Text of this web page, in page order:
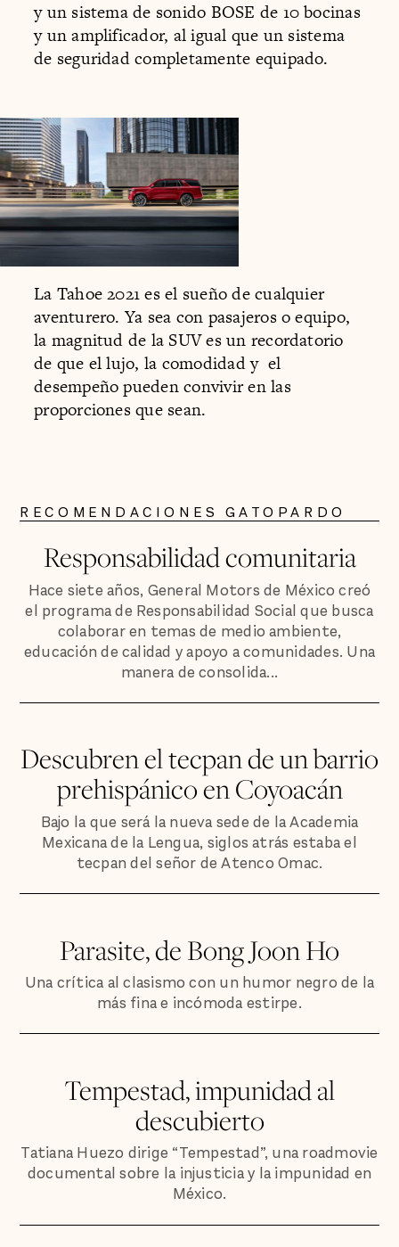
y un sistema de sonido BOSE de 10 bocinas
y un amplificador, al igual que un sistema
de seguridad completamente equipado.
La Tahoe 2021 es el sueño de cualquier
aventurero. Ya sea con pasajeros o equipo,
la magnitud de la SUV es un recordatorio
de que el lujo, la comodidad y el
desempeño pueden convivir en las
proporciones que sean.
RECOMENDACIONES GATOPARDO
Responsabilidad comunitaria
Hace siete años, General Motors de México creó
el programa de Responsabilidad Social que busca
colaborar en temas de medio ambiente,
educación de calidad y apoyo a comunidades. Una
manera de consolida...
Descubren el tecpan de un barrio
prehispánico en Coyoacán
Bajo la que será la nueva sede de la Academia
Mexicana de la Lengua, siglos atrás estaba el
tecpan del señor de Atenco Omac.
Parasite, de Bong Joon Ho
Una crítica al clasismo con un humor negro de la
más fina e incómoda estirpe.
Tempestad, impunidad al
descubierto
Tatiana Huezo dirige “Tempestad”, una roadmovie
documental sobre la injusticia y la impunidad en
México.